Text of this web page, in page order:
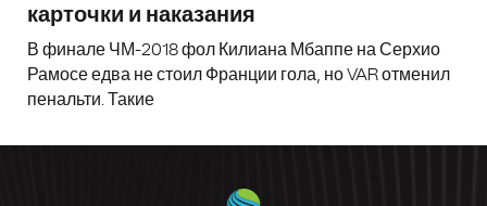
карточки и наказания
В финале ЧМ-2018 фол Килиана Мбаппе на Серхио
Рамосе едва не стоил Франции гола, но VAR отменил
пенальти. Такие